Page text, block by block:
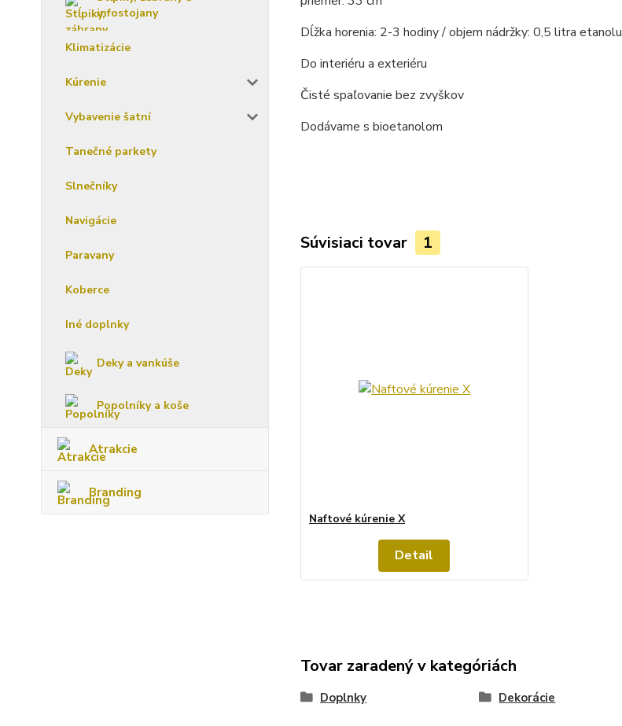
infostojany
Klimatizácie
Kúrenie
Vybavenie šatní
Tanečné parkety
Slnečníky
Navigácie
Paravany
Koberce
Iné doplnky
Deky a vankúše
Popolníky a koše
Atrakcie
Branding
Dĺžka horenia: 2-3 hodiny / objem nádržky: 0,5 litra etanolu
Do interiéru a exteriéru
Čisté spaľovanie bez zvyškov
Dodávame s bioetanolom
Súvisiaci tovar 1
Naftové kúrenie X
Detail
Tovar zaradený v kategóriách
Doplnky Dekorácie